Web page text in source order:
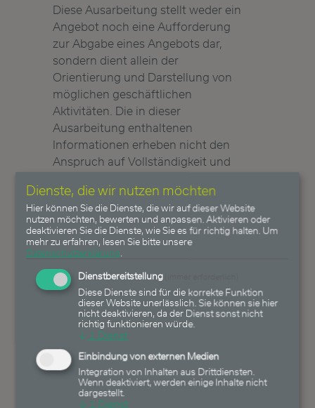
Diese Ausarbeitung stellt weder ein
Angebot noch eine Aufforderung
zur Abgabe eines Angebots dar,
sondern dient allein der
Orientierung und Darstellung von
möglichen geschäftlichen
Aktivitäten. Die in dieser
Ausarbeitung enthaltenen
Informationen erheben nicht den
Anspruch auf Vollständigkeit und
dieser Ausarbeitung Aussagen
über Preise, Zinssätze oder
sonstige Indikationen getroffen
werden, beziehen sich diese
ausschließlich auf den Zeitpunkt
der Erstellung der Ausarbeitung
und enthalten keine Aussage über
die zukünftige Entwicklung,
insbesondere nicht hinsichtlich
zukünftiger Gewinne oder Verluste.
Die Heemann
Vermögensverwaltung AG ist nicht
verpflichtet, dieses Dokument
Dienste, die wir nutzen möchten
Hier können Sie die Dienste, die wir auf dieser Website
nutzen möchten, bewerten und anpassen. Aktivieren oder
deaktivieren Sie die Dienste, wie Sie es für richtig halten. Um
mehr zu erfahren, lesen Sie bitte unsere
Datenschutzerklärung
Dienstbereitstellung
Diese Dienste sind für die korrekte Funktion
dieser Website unerlässlich. Sie können sie hier
nicht deaktivieren, da der Dienst sonst nicht
richtig funktionieren würde.
↓ 1 Dienst
Einbindung von externen Medien
Integration von Inhalten aus Drittdiensten.
Wenn deaktiviert, werden einige Inhalte nicht
dargestellt.
↓ 1 Dienst